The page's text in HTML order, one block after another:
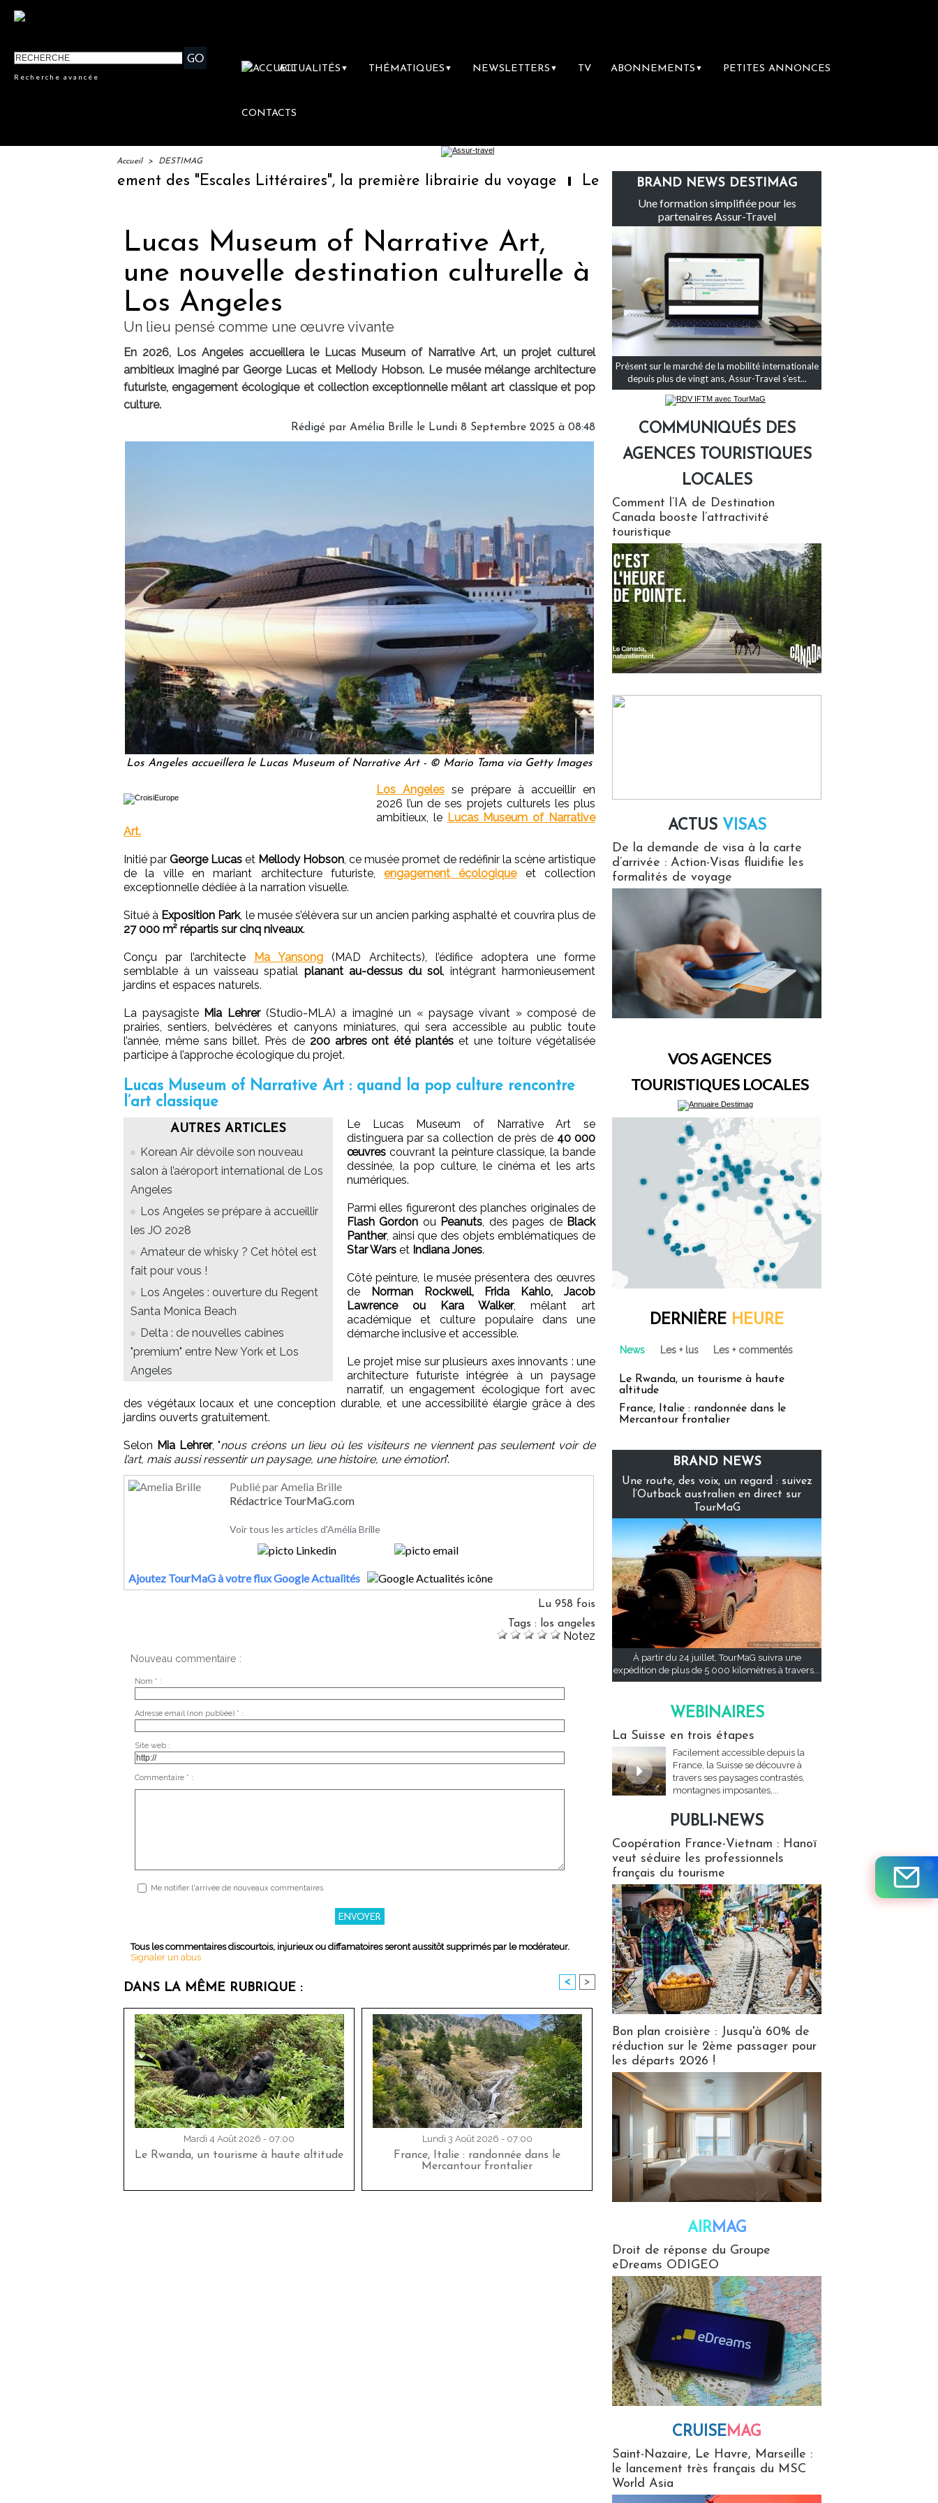
Recherche avancée
ACTUALITÉS ▼ THÉMATIQUES ▼ NEWSLETTERS ▼ TV ABONNEMENTS ▼ PETITES ANNONCES
CONTACTS
Accueil > DESTIMAG
IFTM : lancement des "Escales Littéraires", la première librairie du voyage Le groupe Sainte-Claire rachète Eden Tour
Lucas Museum of Narrative Art,
une nouvelle destination culturelle à
Los Angeles
Un lieu pensé comme une œuvre vivante
En 2026, Los Angeles accueillera le Lucas Museum of Narrative Art, un projet culturel
ambitieux imaginé par George Lucas et Mellody Hobson. Le musée mélange architecture
futuriste, engagement écologique et collection exceptionnelle mêlant art classique et pop
culture.
Rédigé par Amélia Brille le Lundi 8 Septembre 2025 à 08:48
Los Angeles accueillera le Lucas Museum of Narrative Art - © Mario Tama via Getty Images
Los Angeles se prépare à accueillir en
2026 l’un de ses projets culturels les plus
ambitieux, le Lucas Museum of Narrative
Art.
Initié par George Lucas et Mellody Hobson , ce musée promet de redéfinir la scène artistique
de la ville en mariant architecture futuriste,engagement écologiqueet collection
exceptionnelle dédiée à la narration visuelle.
Situé à Exposition Park, le musée s’élèvera sur un ancien parking asphalté et couvrira plus de
27 000 m² répartis sur cinq niveaux.
Conçu par l’architecte Ma Yansong (MAD Architects), l’édifice adoptera une forme
semblable à un vaisseau spatial planant au-dessus du sol, intégrant harmonieusement
jardins et espaces naturels.
La paysagiste Mia Lehrer(Studio-MLA) a imaginé un « paysage vivant » composé de
prairies, sentiers, belvédères et canyons miniatures, qui sera accessible au public toute
l’année, même sans billet. Près de 200 arbres ont été plantés et une toiture végétalisée
participe à l’approche écologique du projet.
Lucas Museum of Narrative Art : quand la pop culture rencontre
l’art classique
AUTRES ARTICLES
Korean Air dévoile son nouveau
salon à l’aéroport international de Los
Angeles
Los Angeles se prépare à accueillir
les JO 2028
Amateur de whisky ? Cet hôtel est
fait pour vous !
Los Angeles : ouverture du Regent
Santa Monica Beach
Delta : de nouvelles cabines
"premium" entre New York et Los
Angeles
Le Lucas Museum of Narrative Art se
distinguera par sa collection de près de 40 000
œuvres couvrant la peinture classique, la bande
dessinée, la pop culture, le cinéma et les arts
numériques.
Parmi elles figureront des planches originales de
Flash Gordon ou Peanuts , des pages de Black
Panther, ainsi que des objets emblématiques de
Star Wars et Indiana Jones.
Côté peinture, le musée présentera des œuvres
de
Norman Rockwell, Frida Kahlo, Jacob
Lawrence ou Kara Walker, mêlant art
académique et culture populaire dans une
démarche inclusive et accessible.
Le projet mise sur plusieurs axes innovants : une
architecture futuriste intégrée à un paysage
narratif, un engagement écologique fort avec
des végétaux locaux et une conception durable, et une accessibilité élargie grâce à des
jardins ouverts gratuitement.
Selon Mia Lehrer, "nous créons un lieu où les visiteurs ne viennent pas seulement voir de
l’art, mais aussi ressentir un paysage, une histoire, une émotion".
Publié par Amelia Brille
Rédactrice TourMaG.com
Voir tous les articles d'Amélia Brille
Ajoutez TourMaG à votre flux Google Actualités
Lu 958 fois
Tags : los angeles
Notez
Nouveau commentaire :
Nom * :
Adresse email (non publiée) * :
Site web :
Commentaire * :
Me notifier l'arrivée de nouveaux commentaires
Tous les commentaires discourtois, injurieux ou diffamatoires seront aussitôt supprimés par le modérateur.
Signaler un abus
DANS LA MÊME RUBRIQUE : < >
Mardi 4 Août 2026 - 07:00
Le Rwanda, un tourisme à haute altitude
Lundi 3 Août 2026 - 07:00
France, Italie : randonnée dans le
Mercantour frontalier
BRAND NEWS DESTIMAG
Une formation simplifiée pour les
partenaires Assur-Travel
Présent sur le marché de la mobilité internationale
depuis plus de vingt ans, Assur-Travel s'est...
COMMUNIQUÉS DES
AGENCES TOURISTIQUES
LOCALES
Comment l’IA de Destination
Canada booste l’attractivité
touristique
ACTUS VISAS
De la demande de visa à la carte
d’arrivée : Action-Visas fluidifie les
formalités de voyage
VOS AGENCES
TOURISTIQUES LOCALES
DERNIÈRE HEURE
News Les + lus Les + commentés
Le Rwanda, un tourisme à haute
altitude
France, Italie : randonnée dans le
Mercantour frontalier
BRAND NEWS
Une route, des voix, un regard : suivez
l’Outback australien en direct sur
TourMaG
À partir du 24 juillet, TourMaG suivra une
expédition de plus de 5 000 kilomètres à travers...
WEBINAIRES
La Suisse en trois étapes
Facilement accessible depuis la
France, la Suisse se découvre à
travers ses paysages contrastés,
montagnes imposantes,...
PUBLI-NEWS
Coopération France-Vietnam : Hanoï
veut séduire les professionnels
français du tourisme
Bon plan croisière : Jusqu'à 60% de
réduction sur le 2ème passager pour
les départs 2026 !
AIRMAG
Droit de réponse du Groupe
eDreams ODIGEO
CRUISEMAG
Saint-Nazaire, Le Havre, Marseille :
le lancement très français du MSC
World Asia